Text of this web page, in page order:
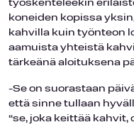
työskenteleekin
koneiden kopissa
kahvilla kuin työnteon
aamuista yhteistä
tärkeänä aloituksena
-Se on suorastaan
että sinne tullaan
“se, joka keittää kahvit,